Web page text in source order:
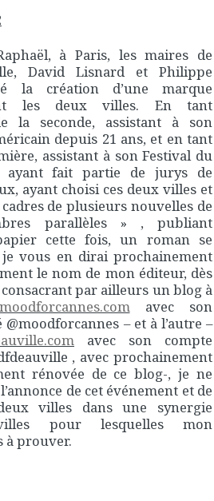
à Paris, les maires de
David Lisnard et Philippe
la création d’une marque
les deux villes. En tant
la seconde, assistant à son
depuis 21 ans, et en tant
assistant à son Festival du
ayant fait partie de jurys de
ayant choisi ces deux villes et
de plusieurs nouvelles de
parallèles » , publiant
cette fois, un roman se
vous en dirai prochainement
le nom de mon éditeur, dès
par ailleurs un blog à
avec son
– et à l’autre –
avec son compte
, avec prochainement
rénovée de ce blog-, je ne
de cet événement et de
villes dans une synergie
pour lesquelles mon
à prouver.